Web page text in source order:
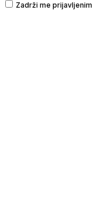
Zadrži me prijavljenim